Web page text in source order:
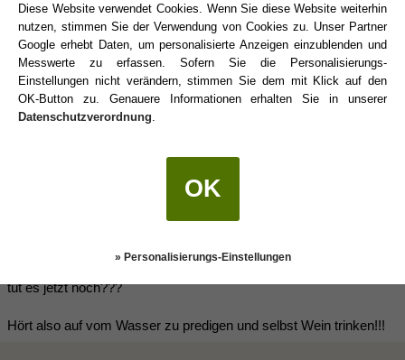
(20.04.2012 18:11)
betta-splendens
@Maria und den Rest:
Monogamie hats ja noch nie gegeben!!!
nicht verbreiten... Wir wissen, dass diese schon längst
Einstellung, Ehe = Monogamie ist veraltet, hat es nie gegeben und
So war es früher auch: Sonntagskirchgang ist Pflicht für jeden,
tut es jetzt noch???
Hört also auf vom Wasser zu predigen und selbst Wein trinken!!!
Diese Website verwendet Cookies. Wenn Sie diese Website weiterhin
nutzen, stimmen Sie der Verwendung von Cookies zu. Unser Partner
Google erhebt Daten, um personalisierte Anzeigen einzublenden und
Messwerte zu erfassen. Sofern Sie die Personalisierungs-
Einstellungen nicht verändern, stimmen Sie dem mit Klick auf den
OK-Button zu. Genauere Informationen erhalten Sie in unserer
Datenschutzverordnung.
OK
» Personalisierungs-Einstellungen